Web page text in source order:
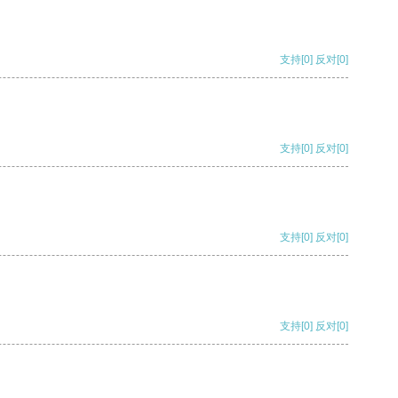
支持[0] 反对[0]
支持[0] 反对[0]
支持[0] 反对[0]
支持[0] 反对[0]